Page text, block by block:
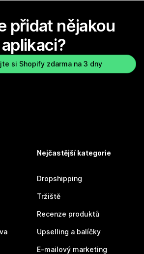
přidat nějakou
aplikaci?
si Shopify zdarma na 3 dny
Nejčastější kategorie
Dropshipping
Tržiště
Recenze produktů
Upselling a balíčky
E-mailový marketing